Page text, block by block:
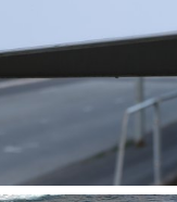
í íbúð sinni